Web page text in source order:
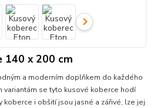
140 x 200 cm
a moderním doplňkem do každého
variantám se tyto kusové koberce hodí
koberce i obšití jsou jasné a zářivé, lze jej